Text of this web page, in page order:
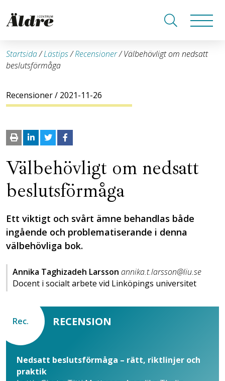
Startsida/Lästips/Recensioner/Välbehövligt om nedsatt
beslutsförmåga
Recensioner/ 2021-11-26
Välbehövligt om nedsatt
beslutsförmåga
Ett viktigt och svårt ämne behandlas både
ingående och problematiserande i denna
välbehövliga bok.
Annika Taghizadeh Larsson annika.t.larsson@liu.se
Docent i socialt arbete vid Linköpings universitet
Rec. RECENSION
Nedsatt beslutsförmåga – rätt, riktlinjer och
praktik